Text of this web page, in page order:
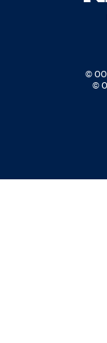
©
©